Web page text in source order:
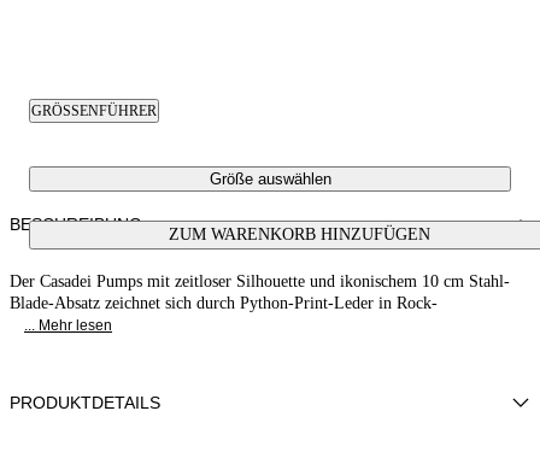
GRÖSSENFÜHRER
Größe auswählen
ZUM WARENKORB HINZUFÜGEN
BESCHREIBUNG
Der Casadei Pumps mit zeitloser Silhouette und ikonischem 10 cm Stahl-
Blade-Absatz zeichnet sich durch Python-Print-Leder in Rock-
... Mehr lesen
PRODUKTDETAILS